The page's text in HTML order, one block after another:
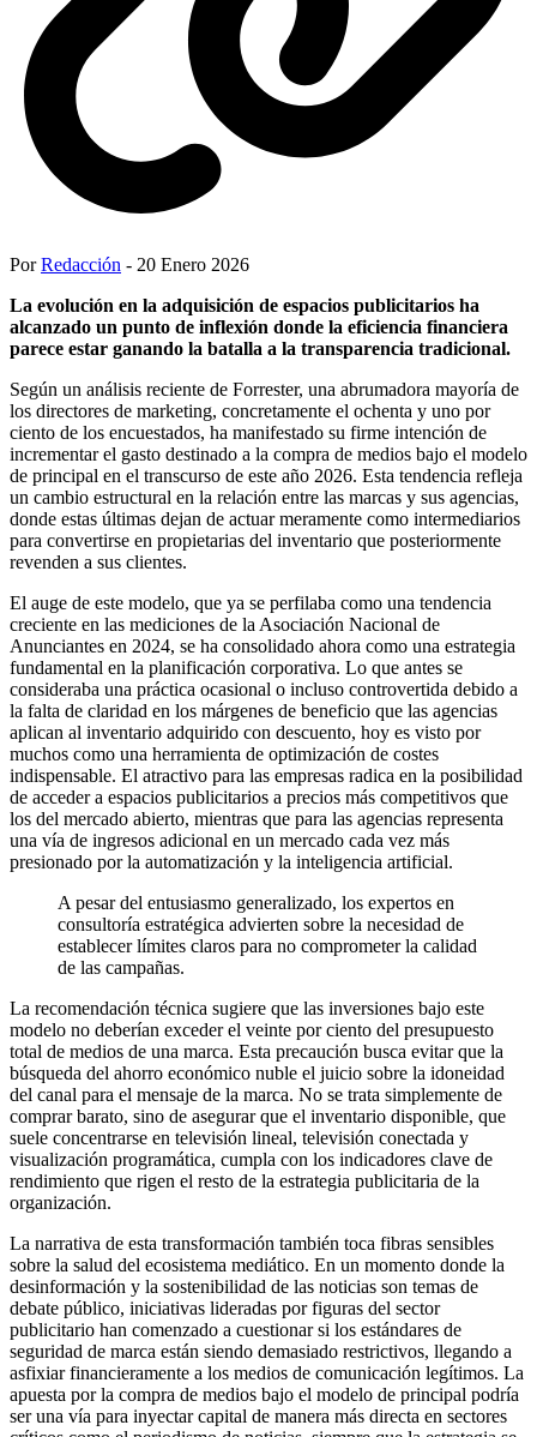
PorRedacción - 20 Enero 2026
La evolución en la adquisición de espacios publicitarios ha
alcanzado un punto de inflexión donde la eficiencia financiera
parece estar ganando la batalla a la transparencia tradicional.
Según un análisis reciente de Forrester, una abrumadora mayoría de
los directores de marketing, concretamente el ochenta y uno por
ciento de los encuestados, ha manifestado su firme intención de
incrementar el gasto destinado a la compra de medios bajo el modelo
de principal en el transcurso de este año 2026. Esta tendencia refleja
un cambio estructural en la relación entre las marcas y sus agencias,
donde estas últimas dejan de actuar meramente como intermediarios
para convertirse en propietarias del inventario que posteriormente
revenden a sus clientes.
El auge de este modelo, que ya se perfilaba como una tendencia
creciente en las mediciones de la Asociación Nacional de
Anunciantes en 2024, se ha consolidado ahora como una estrategia
fundamental en la planificación corporativa. Lo que antes se
consideraba una práctica ocasional o incluso controvertida debido a
la falta de claridad en los márgenes de beneficio que las agencias
aplican al inventario adquirido con descuento, hoy es visto por
muchos como una herramienta de optimización de costes
indispensable. El atractivo para las empresas radica en la posibilidad
de acceder a espacios publicitarios a precios más competitivos que
los del mercado abierto, mientras que para las agencias representa
una vía de ingresos adicional en un mercado cada vez más
presionado por la automatización y la inteligencia artificial.
A pesar del entusiasmo generalizado, los expertos en
consultoría estratégica advierten sobre la necesidad de
establecer límites claros para no comprometer la calidad
de las campañas.
La recomendación técnica sugiere que las inversiones bajo este
modelo no deberían exceder el veinte por ciento del presupuesto
total de medios de una marca. Esta precaución busca evitar que la
búsqueda del ahorro económico nuble el juicio sobre la idoneidad
del canal para el mensaje de la marca. No se trata simplemente de
comprar barato, sino de asegurar que el inventario disponible, que
suele concentrarse en televisión lineal, televisión conectada y
visualización programática, cumpla con los indicadores clave de
rendimiento que rigen el resto de la estrategia publicitaria de la
organización.
La narrativa de esta transformación también toca fibras sensibles
sobre la salud del ecosistema mediático. En un momento donde la
desinformación y la sostenibilidad de las noticias son temas de
debate público, iniciativas lideradas por figuras del sector
publicitario han comenzado a cuestionar si los estándares de
seguridad de marca están siendo demasiado restrictivos, llegando a
asfixiar financieramente a los medios de comunicación legítimos. La
apuesta por la compra de medios bajo el modelo de principal podría
ser una vía para inyectar capital de manera más directa en sectores